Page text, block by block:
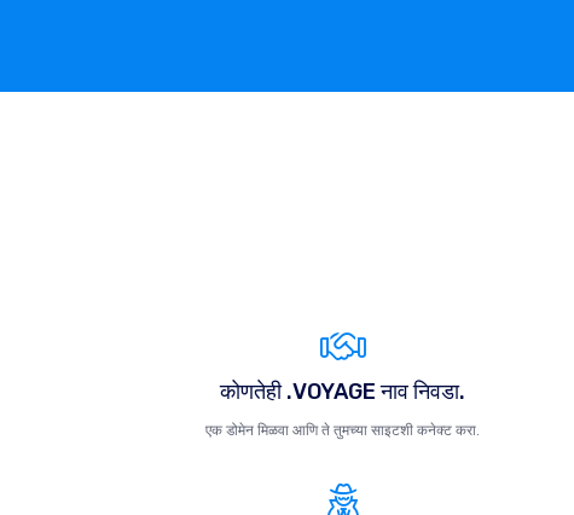
कोणतेही .VOYAGE नाव निवडा.
एक डोमेन मिळवा आणि ते तुमच्या साइटशी कनेक्ट करा.